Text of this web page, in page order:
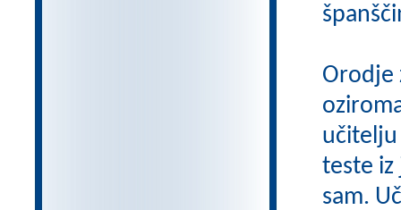
Orodje
učitelju
teste iz
sam.